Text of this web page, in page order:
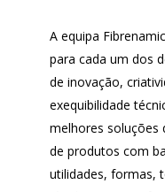
A equipa
para cada um dos
de inovação,
exequibilidade
melhores soluções
de produtos com
utilidades, formas,